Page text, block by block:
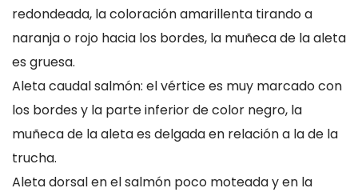
redondeada, la coloración amarillenta tirando a
naranja o rojo hacia los bordes, la muñeca de la aleta
es gruesa.
Aleta caudal salmón: el vértice es muy marcado con
los bordes y la parte inferior de color negro, la
muñeca de la aleta es delgada en relación a la de la
trucha.
Aleta dorsal en el salmón poco moteada y en la